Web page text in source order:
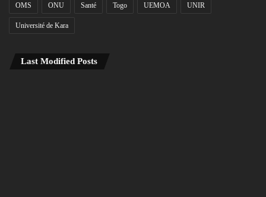
OMS ONU Santé Togo UEMOA UNIR
Université de Kara
Last Modified Posts